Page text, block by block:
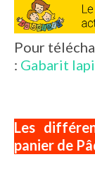
Pour
: Gabarit
Les
panier de